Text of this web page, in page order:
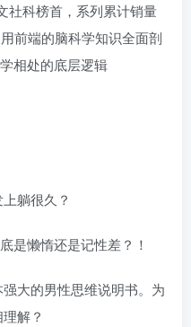
社科榜首，系列累计销量
前端的脑科学知识全面剖
相处的底层逻辑
躺很久？
是懒惰还是记性差？！
大的男性思维说明书。为
解？